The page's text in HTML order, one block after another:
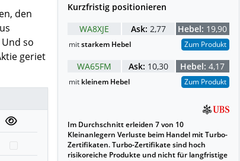
den
so
geriet
Kurzfristig positionieren
WA8XJE
Ask: 2,77 Hebel: 19,90
mitstarkem Hebel Zum Produkt
WA65FM Ask: 10,30 Hebel: 4,17
mit kleinem Hebel Zum Produkt
Im Durchschnitt erleiden 7 von 10
Kleinanlegern Verluste beim Handel mit Turbo-
Zertifikaten. Turbo-Zertifikate sind hoch
risikoreiche Produkte und nicht für langfristige